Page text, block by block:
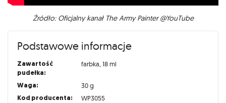
Źródło: Oficjalny kanał The Army Painter @YouTube
Podstawowe informacje
Zawartość
pudełka:
farbka, 18 ml
Waga: 30 g
Kod producenta: WP3055